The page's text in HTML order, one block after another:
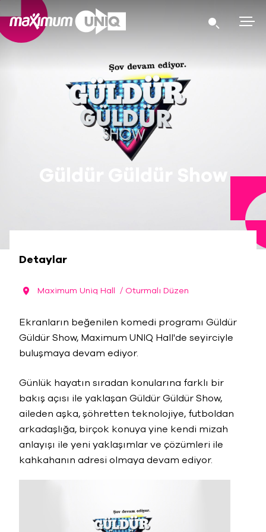
Güldür Güldür Show
Detaylar
Maximum Uniq Hall / Oturmalı Düzen
Ekranların beğenilen komedi programı Güldür
Güldür Show, Maximum UNIQ Hall'de seyirciyle
buluşmaya devam ediyor.
Günlük hayatın sıradan konularına farklı bir
bakış açısı ile yaklaşan Güldür Güldür Show,
aileden aşka, şöhretten teknolojiye, futboldan
arkadaşlığa, birçok konuya yine kendi mizah
anlayışı ile yeni yaklaşımlar ve çözümleri ile
kahkahanın adresi olmaya devam ediyor.